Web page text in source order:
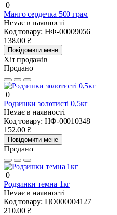
0
Манго сердечка 500 грам
Немає в наявності
Код товару: НФ-00009056
138.00 ₴
Повідомити мене
Хіт продажів
Продано
0
Родзинки золотисті 0,5кг
Немає в наявності
Код товару: НФ-00010348
152.00 ₴
Повідомити мене
Продано
0
Родзинки темна 1кг
Немає в наявності
Код товару: ЦО000004127
210.00 ₴